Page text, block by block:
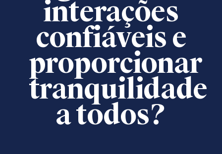
interações
confiáveis e
proporcionar
tranquilidade
a todos?